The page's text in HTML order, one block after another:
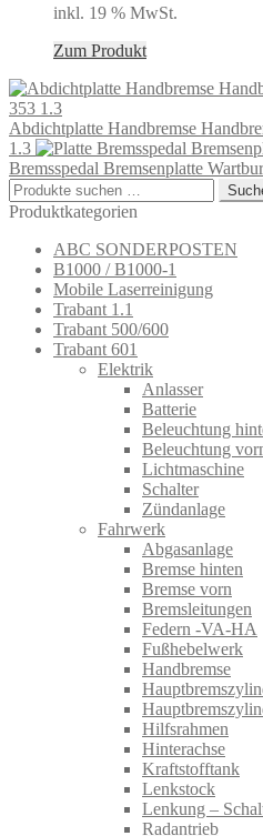
inkl. 19 % MwSt.
Zum Produkt
Abdichtplatte Handbremse
1.3
Bremsspedal Bremsenplatte
Suchen
nach:
Produktkategorien
ABC SONDERPOSTEN
B1000 / B1000-1
Mobile Laserreinigung
Trabant 1.1
Trabant 500/600
Trabant 601
Elektrik
Anlasser
Batterie
Beleuchtung
Beleuchtung
Lichtmaschine
Schalter
Zündanlage
Fahrwerk
Abgasanlage
Bremse hinten
Bremse vorn
Bremsleitungen
Federn -VA-HA
Fußhebelwerk
Handbremse
Hilfsrahmen
Hinterachse
Kraftstofftank
Lenkstock
Lenkung –
Radantrieb